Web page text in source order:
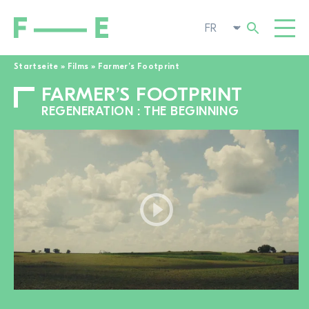
Startseite » Films » Farmer’s Footprint
FARMER’S FOOTPRINT
REGENERATION : THE BEGINNING
FILMS
CINÉMA POP-UP
ENGAGEMENT
ACTUALITÉS
A PROPOS DE NOUS
Rechercher :
À LA RECHERCHE DE FILMS